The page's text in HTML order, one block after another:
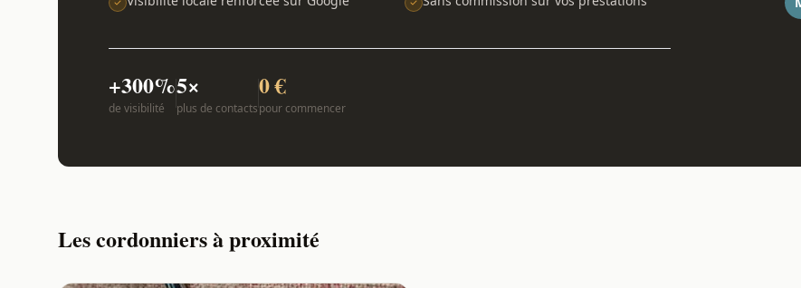
+300%
de visibilité
5×
plus de contacts
0 €
pour commencer
Les cordonniers à proximité